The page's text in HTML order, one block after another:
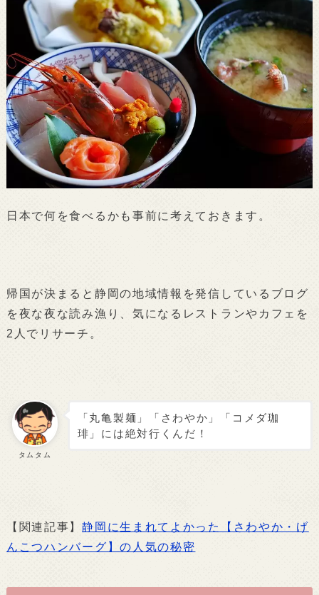
日本で何を食べるかも事前に考えておきます。
帰国が決まると静岡の地域情報を発信しているブログ
を夜な夜な読み漁り、気になるレストランやカフェを
2人でリサーチ。
タムタム
「丸亀製麺」「さわやか」「コメダ珈
琲」には絶対行くんだ！
【関連記事】静岡に生まれてよかった【さわやか・げ
んこつハンバーグ】の人気の秘密